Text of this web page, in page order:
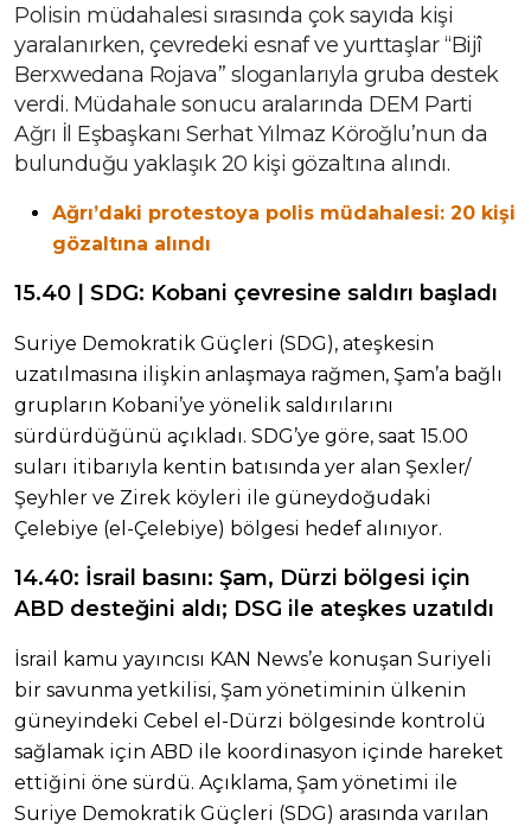
Polisin müdahalesi sırasında çok sayıda kişi
yaralanırken, çevredeki esnaf ve yurttaşlar “Bijî
Berxwedana Rojava” sloganlarıyla gruba destek
verdi. Müdahale sonucu aralarında DEM Parti
Ağrı İl Eşbaşkanı Serhat Yılmaz Köroğlu’nun da
bulunduğu yaklaşık 20 kişi gözaltına alındı.
Ağrı’daki protestoya polis müdahalesi: 20 kişi
gözaltına alındı
15.40 | SDG: Kobani çevresine saldırı başladı
Suriye Demokratik Güçleri (SDG), ateşkesin
uzatılmasına ilişkin anlaşmaya rağmen, Şam’a bağlı
grupların Kobani’ye yönelik saldırılarını
sürdürdüğünü açıkladı. SDG’ye göre, saat 15.00
suları itibarıyla kentin batısında yer alan Şexler/
Şeyhler ve Zirek köyleri ile güneydoğudaki
Çelebiye (el-Çelebiye) bölgesi hedef alınıyor.
14.40: İsrail basını: Şam, Dürzi bölgesi için
ABD desteğini aldı; DSG ile ateşkes uzatıldı
İsrail kamu yayıncısı KAN News’e konuşan Suriyeli
bir savunma yetkilisi, Şam yönetiminin ülkenin
güneyindeki Cebel el-Dürzi bölgesinde kontrolü
sağlamak için ABD ile koordinasyon içinde hareket
ettiğini öne sürdü. Açıklama, Şam yönetimi ile
Suriye Demokratik Güçleri (SDG) arasında varılan